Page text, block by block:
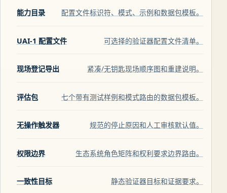
能力目录 配置文件标识符、模式、示例和数据包模板。
UAI-1 配置文件 可选择的验证器配置文件清单。
现场登记导出 紧凑/无钥匙现场顺序图和重建说明。
评估包 七个带有测试样例和模式路由的数据包模板。
无操作触发器 规范的停止原因和人工审核默认值。
权限边界 生态系统角色矩阵和权利要求边界路由。
一致性目标 静态验证器目标和证据要求。